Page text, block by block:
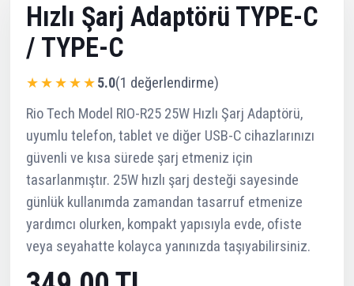
Hızlı Şarj Adaptörü TYPE-C
/ TYPE-C
★★★★★5.0(1 değerlendirme)
Rio Tech Model RIO-R25 25W Hızlı Şarj Adaptörü,
uyumlu telefon, tablet ve diğer USB-C cihazlarınızı
güvenli ve kısa sürede şarj etmeniz için
tasarlanmıştır. 25W hızlı şarj desteği sayesinde
günlük kullanımda zamandan tasarruf etmenize
yardımcı olurken, kompakt yapısıyla evde, ofiste
veya seyahatte kolayca yanınızda taşıyabilirsiniz.